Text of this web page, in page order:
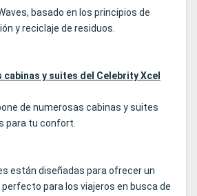
basado en los principios de
y reciclaje de residuos.
cabinas y suites del Celebrity Xcel
de numerosas cabinas y suites
para tu confort.
están diseñadas para ofrecer un
para los viajeros en busca de